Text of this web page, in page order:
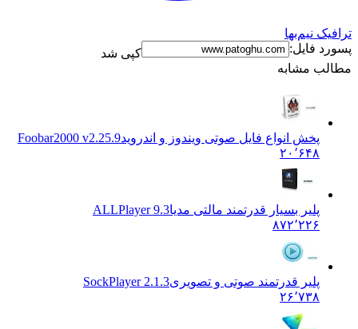
ترافیک نیم‌بها
پسورد فایل:
کپی شد
مطالب مشابه
پخش انواع فایل صوتی ویندوز و اندرویدFoobar2000 v2.25.9
۲۰٬۶۴۸
پلیر بسیار قدرتمند مالتی مدیاALLPlayer 9.3
۸۷۲٬۲۲۶
پلیر قدرتمند صوتی و تصویریSockPlayer 2.1.3
۲۶٬۷۳۸